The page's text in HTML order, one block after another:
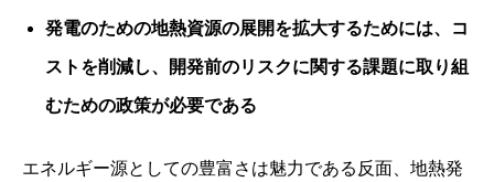
発電のための地熱資源の展開を拡大するためには、コ
ストを削減し、開発前のリスクに関する課題に取り組
むための政策が必要である
エネルギー源としての豊富さは魅力である反面、地熱発